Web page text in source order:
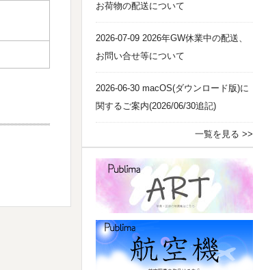
お荷物の配送について
2026-07-09 2026年GW休業中の配送、
お問い合せ等について
2026-06-30 macOS(ダウンロード版)に
関するご案内(2026/06/30追記)
一覧を見る >>